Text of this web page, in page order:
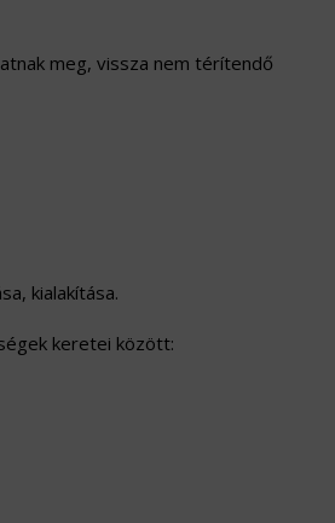
meg, vissza nem térítendő
kialakítása.
keretei között: